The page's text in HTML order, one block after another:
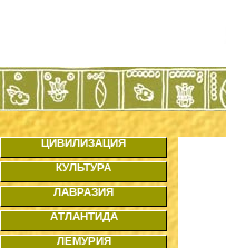
ЦИВИЛИЗАЦИЯ
КУЛЬТУРА
ЛАВРАЗИЯ
АТЛАНТИДА
ЛЕМУРИЯ